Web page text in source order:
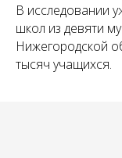
В исследовании
школ из девяти
Нижегородской
тысяч учащихся.